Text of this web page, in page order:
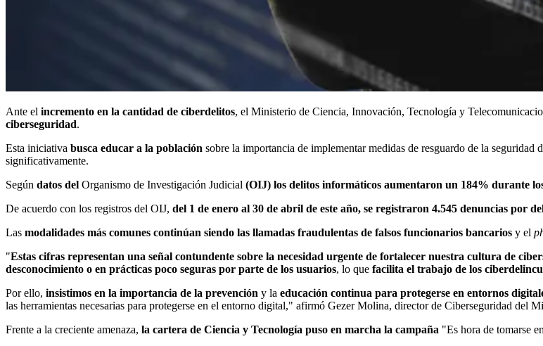
Ante el incremento en la cantidad de ciberdelitos, el Ministerio de Ciencia, Innovación, Tecnología y
ciberseguridad.
Esta iniciativa busca educar a la población sobre la importancia de implementar medidas de resguardo de la
significativamente.
Según datos del Organismo de Investigación Judicial (OIJ) los delitos informáticos aumentaron un 184% durante
De acuerdo con los registros del OIJ, del 1 de enero al 30 de abril de este año, se registraron 4.545 denuncias por
Las modalidades más comunes continúan siendo las llamadas fraudulentas de falsos funcionarios bancarios y el
"Estas cifras representan una señal contundente sobre la necesidad urgente de fortalecer nuestra cultura de
desconocimiento o en prácticas poco seguras por parte de los usuarios, lo que facilita el trabajo de los
Por ello, insistimos en la importancia de la prevención y la educación continua para protegerse en entornos
las herramientas necesarias para protegerse en el entorno digital," afirmó Gezer Molina, director de Ciberseguridad del
Frente a la creciente amenaza, la cartera de Ciencia y Tecnología puso en marcha la campaña "Es hora de tomarse